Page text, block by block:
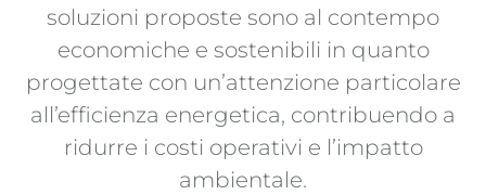
soluzioni proposte sono al contempo
economiche e sostenibili in quanto
progettate con un’attenzione particolare
all’efficienza energetica, contribuendo a
ridurre i costi operativi e l’impatto
ambientale.